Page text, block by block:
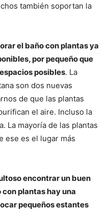
también soportan la
el baño con plantas ya
por pequeño que
posibles. La
son dos nuevas
de que las plantas
el aire. Incluso la
La mayoría de las plantas
ese es el lugar más
encontrar un buen
plantas hay una
pequeños estantes